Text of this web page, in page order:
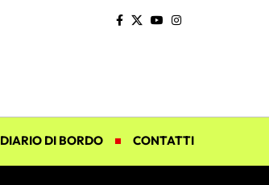
DIARIO DI BORDO CONTATTI